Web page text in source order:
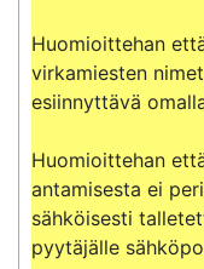
Huomioittehan
virkamiesten
esiinnyttävä
Huomioittehan
antamisesta ei
sähköisesti
pyytäjälle